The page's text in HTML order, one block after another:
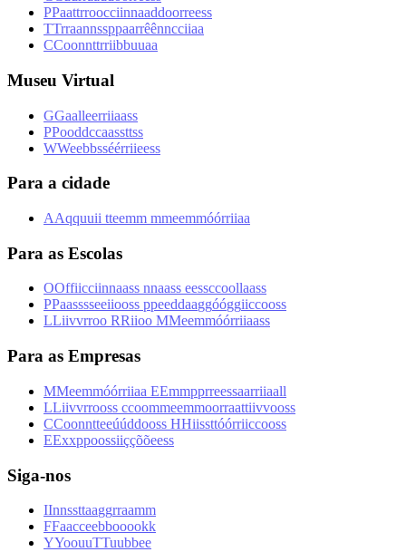
PPaattrroocciinnaaddoorreess
TTrraannssppaarrêênncciiaa
CCoonnttrriibbuuaa
Museu Virtual
GGaalleerriiaass
PPooddccaassttss
WWeebbsséérriieess
Para a cidade
AAqquuii tteemm mmeemmóórriiaa
Para as Escolas
OOffiicciinnaass nnaass eessccoollaass
PPaasssseeiiooss ppeeddaaggóóggiiccooss
LLiivvrroo RRiioo MMeemmóórriiaass
Para as Empresas
MMeemmóórriiaa EEmmpprreessaarriiaall
LLiivvrrooss ccoommeemmoorraattiivvooss
CCoonntteeúúddooss HHiissttóórriiccooss
EExxppoossiiççõõeess
Siga-nos
IInnssttaaggrraamm
FFaacceebbooookk
YYoouuTTuubbee